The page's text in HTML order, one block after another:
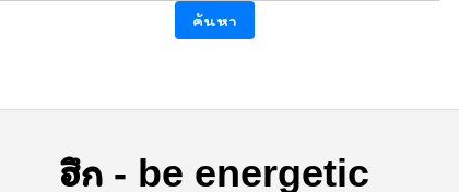
ค้นหา
ฮึก - be energetic